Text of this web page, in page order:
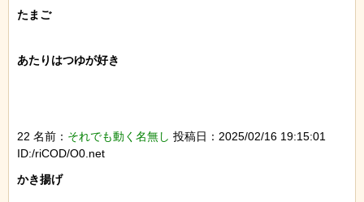
たまご
あたりはつゆが好き
22 名前： それでも動く名無し 投稿日：2025/02/16 19:15:01
ID:/riCOD/O0.net
かき揚げ